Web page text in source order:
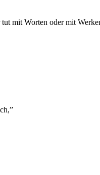
mit Worten oder mit
”